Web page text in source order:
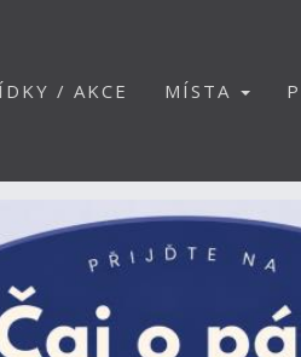
/ AKCE MÍSTA